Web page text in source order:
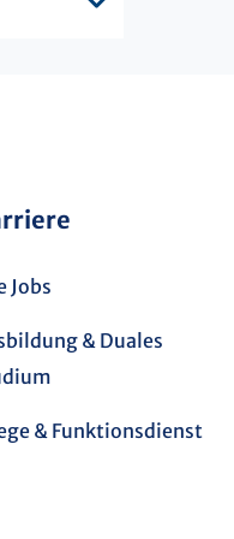
Jobs
& Duales
& Funktionsdienst